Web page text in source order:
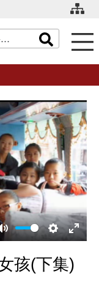
孩(下集)